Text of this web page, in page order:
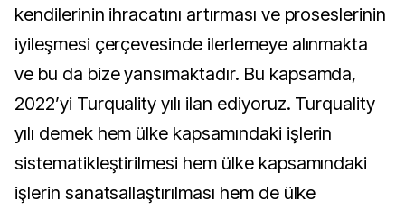
kendilerinin ihracatını artırması ve proseslerinin
iyileşmesi çerçevesinde ilerlemeye alınmakta
ve bu da bize yansımaktadır. Bu kapsamda,
2022’yi Turquality yılı ilan ediyoruz. Turquality
yılı demek hem ülke kapsamındaki işlerin
sistematikleştirilmesi hem ülke kapsamındaki
işlerin sanatsallaştırılması hem de ülke